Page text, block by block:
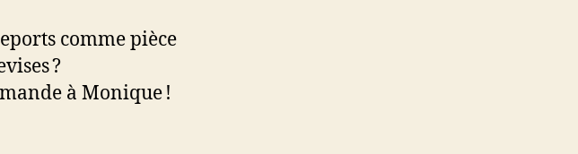
comme pièce
?
à Monique !